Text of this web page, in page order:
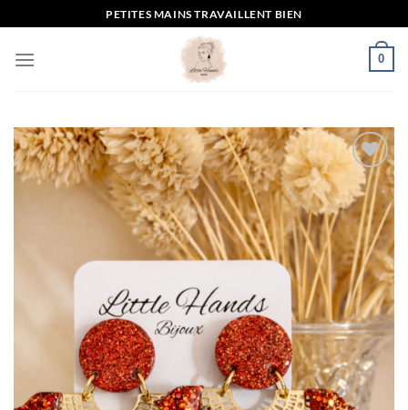
au
contenu
PETITES MAINS TRAVAILLENT BIEN
0
Mettre
en
favoris